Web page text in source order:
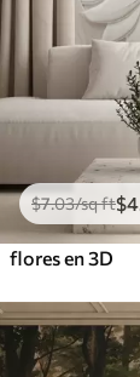
$7.03/sq ft$4
flores en 3D